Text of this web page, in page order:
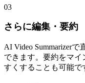
03
さらに編集・要約
AI Video Summarizer
できます。要約をマ
すくすることも可能で